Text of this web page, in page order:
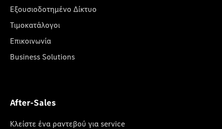
Εξουσιοδοτημένο Δίκτυο
Τιμοκατάλογοι
Επικοινωνία
Business Solutions
After-Sales
Κλείστε ένα ραντεβού για service